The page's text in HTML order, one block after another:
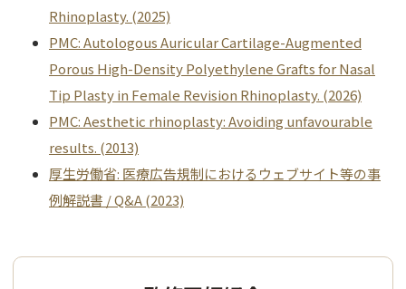
Rhinoplasty. (2025)
PMC: Autologous Auricular Cartilage-Augmented
Porous High-Density Polyethylene Grafts for Nasal
Tip Plasty in Female Revision Rhinoplasty. (2026)
PMC: Aesthetic rhinoplasty: Avoiding unfavourable
results. (2013)
厚生労働省: 医療広告規制におけるウェブサイト等の事
例解説書 / Q&A (2023)